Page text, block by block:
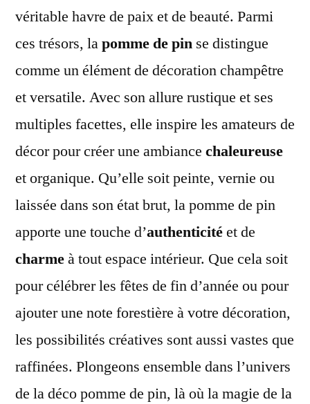
véritable havre de paix et de beauté. Parmi
ces trésors, lapomme de pin se distingue
comme un élément de décoration champêtre
et versatile. Avec son allure rustique et ses
multiples facettes, elle inspire les amateurs de
décor pour créer une ambiance chaleureuse
et organique. Qu’elle soit peinte, vernie ou
laissée dans son état brut, la pomme de pin
apporte une touche d’authenticitéet de
charmeà tout espace intérieur. Que cela soit
pour célébrer les fêtes de fin d’année ou pour
ajouter une note forestière à votre décoration,
les possibilités créatives sont aussi vastes que
raffinées. Plongeons ensemble dans l’univers
de la déco pomme de pin, là où la magie de la